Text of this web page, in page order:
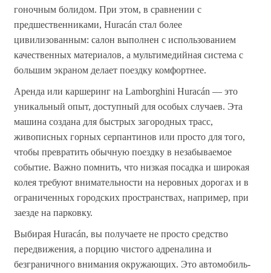
гоночным болидом. При этом, в сравнении с
предшественниками, Huracán стал более
цивилизованным: салон выполнен с использованием
качественных материалов, а мультимедийная система с
большим экраном делает поездку комфортнее.
Аренда или каршеринг на Lamborghini Huracán — это
уникальный опыт, доступный для особых случаев. Эта
машина создана для быстрых загородных трасс,
живописных горных серпантинов или просто для того,
чтобы превратить обычную поездку в незабываемое
событие. Важно помнить, что низкая посадка и широкая
колея требуют внимательности на неровных дорогах и в
ограниченных городских пространствах, например, при
заезде на парковку.
Выбирая Huracán, вы получаете не просто средство
передвижения, а порцию чистого адреналина и
безграничного внимания окружающих. Это автомобиль-